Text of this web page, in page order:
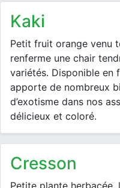
kaki
Petit fruit orange venu
renferme une chair
variétés. Disponible en
apporte de nombreux
d’exotisme dans nos
délicieux et coloré.
cresson
Petite plante